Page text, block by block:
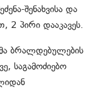
შენახვისა და
2 პირი დააკავეს.
ბრალდებულების
საგამოძიებო